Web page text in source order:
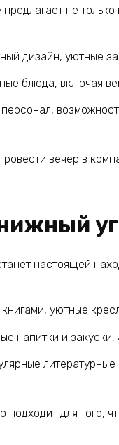
не
дизайн, уютные
блюда, включая
вечер в
настоящей
книгами, уютные
напитки и закуски,
подходит для того,